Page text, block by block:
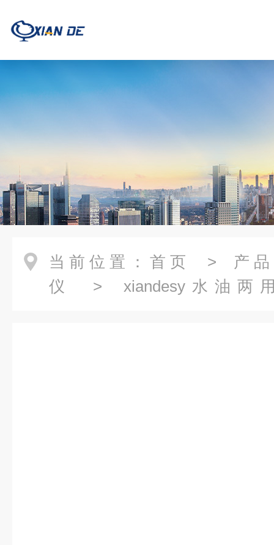
当前位置： 首页 > 产
仪
> xiandesy水油